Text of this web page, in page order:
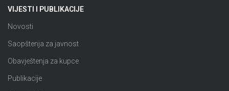
VIJESTI I PUBLIKACIJE
Novosti
Saopštenja za javnost
Obavještenja za kupce
Publikacije